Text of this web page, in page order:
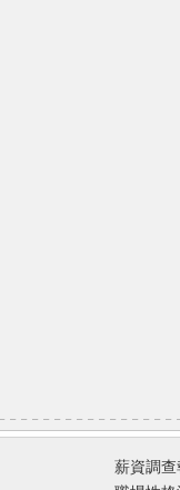
薪資調查